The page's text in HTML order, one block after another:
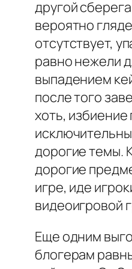
другой
вероятно
отсутствует,
равно нежели
выпадением
после того
хоть,
дорогие темы.
дорогие
игре, иде
видеоигровой
Еще одним
блогерам